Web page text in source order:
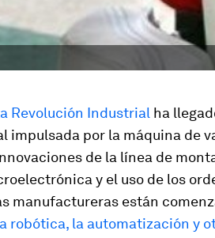
Revolución Industrial ha
impulsada por la máquina de
de la línea de
y el uso de los
manufactureras están
robótica, la automatización y